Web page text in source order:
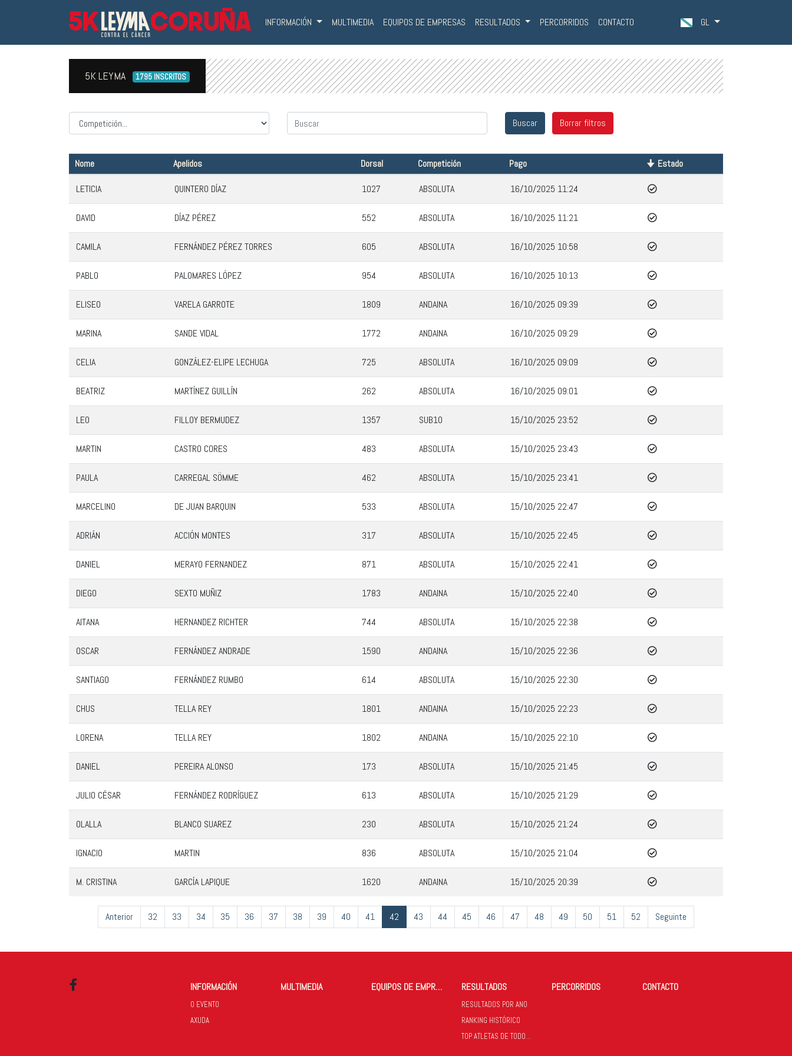
INFORMACIÓN MULTIMEDIA EQUIPOS DE EMPRESAS RESULTADOS PERCORRIDOS CONTACTO GL
5K LEYMA 1795 INSCRITOS
Competicion
Nome Apelidos Dorsal Competición Pago Estado
LETICIA QUINTERO DÍAZ 1027 ABSOLUTA 16/10/2025 11:24
DAVID DÍAZ PÉREZ 552 ABSOLUTA 16/10/2025 11:21
CAMILA FERNÁNDEZ PÉREZ TORRES 605 ABSOLUTA 16/10/2025 10:58
PABLO PALOMARES LÓPEZ 954 ABSOLUTA 16/10/2025 10:13
ELISEO VARELA GARROTE 1809 ANDAINA 16/10/2025 09:39
MARINA SANDE VIDAL 1772 ANDAINA 16/10/2025 09:29
CELIA GONZÁLEZ-ELIPE LECHUGA 725 ABSOLUTA 16/10/2025 09:09
BEATRIZ MARTÍNEZ GUILLÍN 262 ABSOLUTA 16/10/2025 09:01
LEO FILLOY BERMUDEZ 1357 SUB10 15/10/2025 23:52
MARTIN CASTRO CORES 483 ABSOLUTA 15/10/2025 23:43
PAULA CARREGAL SÖMME 462 ABSOLUTA 15/10/2025 23:41
MARCELINO DE JUAN BARQUIN 533 ABSOLUTA 15/10/2025 22:47
ADRIÁN ACCIÓN MONTES 317 ABSOLUTA 15/10/2025 22:45
DANIEL MERAYO FERNANDEZ 871 ABSOLUTA 15/10/2025 22:41
DIEGO SEXTO MUÑIZ 1783 ANDAINA 15/10/2025 22:40
AITANA HERNANDEZ RICHTER 744 ABSOLUTA 15/10/2025 22:38
OSCAR FERNÁNDEZ ANDRADE 1590 ANDAINA 15/10/2025 22:36
SANTIAGO FERNÁNDEZ RUMBO 614 ABSOLUTA 15/10/2025 22:30
CHUS TELLA REY 1801 ANDAINA 15/10/2025 22:23
LORENA TELLA REY 1802 ANDAINA 15/10/2025 22:10
DANIEL PEREIRA ALONSO 173 ABSOLUTA 15/10/2025 21:45
JULIO CÉSAR FERNÁNDEZ RODRÍGUEZ 613 ABSOLUTA 15/10/2025 21:29
OLALLA BLANCO SUAREZ 230 ABSOLUTA 15/10/2025 21:24
IGNACIO MARTIN 836 ABSOLUTA 15/10/2025 21:04
M. CRISTINA GARCÍA LAPIQUE 1620 ANDAINA 15/10/2025 20:39
Anterior 32 33 34 35 36 37 38 39 40 41 42 43 44 45 46 47 48 49 50 51 52 Seguinte
INFORMACIÓN
O EVENTO
AXUDA
MULTIMEDIA EQUIPOS DE EMPRESAS RESULTADOS
RESULTADOS POR ANO
RANKING HISTÓRICO
TOP ATLETAS DE TODOS OS ANOS
PERCORRIDOS CONTACTO
Facebook